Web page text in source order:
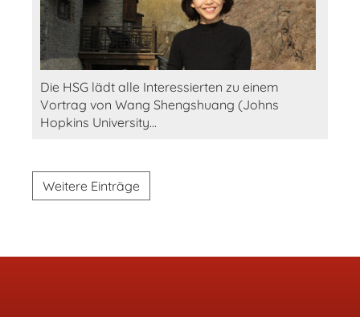
Die HSG lädt alle Interessierten zu einem
Vortrag von Wang Shengshuang (Johns
Hopkins University...
Weitere Einträge